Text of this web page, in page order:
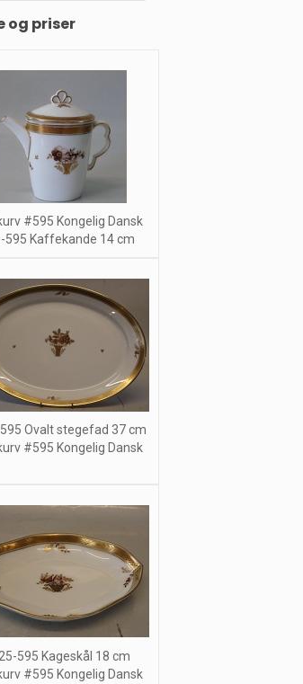
og priser
#595 Kongelig Dansk
595 Kaffekande 14 cm
Ovalt stegefad 37 cm
#595 Kongelig Dansk
595 Kageskål 18 cm
#595 Kongelig Dansk